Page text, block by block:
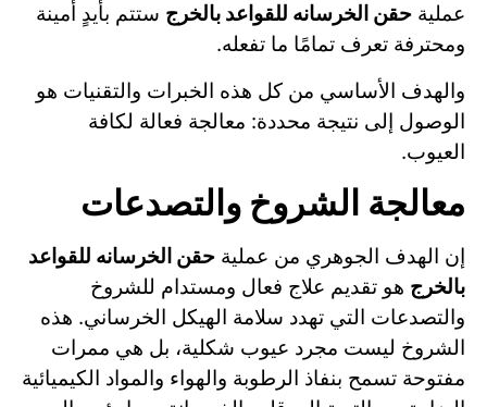
عملية حقن الخرسانه للقواعد بالخرج ستتم بأيدٍ أمينة
ومحترفة تعرف تمامًا ما تفعله.
والهدف الأساسي من كل هذه الخبرات والتقنيات هو
الوصول إلى نتيجة محددة: معالجة فعالة لكافة
العيوب.
معالجة الشروخ والتصدعات
إن الهدف الجوهري من عملية حقن الخرسانه للقواعد
بالخرج هو تقديم علاج فعال ومستدام للشروخ
والتصدعات التي تهدد سلامة الهيكل الخرساني. هذه
الشروخ ليست مجرد عيوب شكلية، بل هي ممرات
مفتوحة تسمح بنفاذ الرطوبة والهواء والمواد الكيميائية